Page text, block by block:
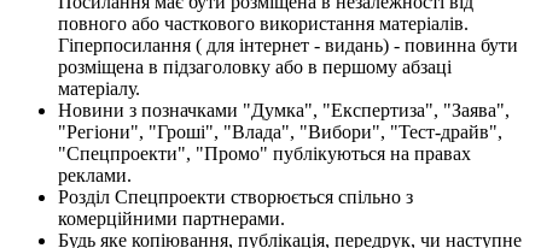
повного або часткового використання матеріалів.
Гіперпосилання ( для інтернет - видань) - повинна бути
розміщена в підзаголовку або в першому абзаці
матеріалу.
Новини з позначками "Думка", "Експертиза", "Заява",
"Регіони", "Гроші", "Влада", "Вибори", "Тест-драйв",
"Спецпроекти", "Промо" публікуються на правах
реклами.
Розділ Спецпроекти створюється спільно з
комерційними партнерами.
Будь яке копіювання, публікація, передрук, чи наступне